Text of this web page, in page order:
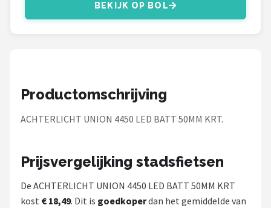
Schwalbe
Shimano
Cortina
BEKIJK OP BOL
Productomschrijving
ACHTERLICHT UNION 4450 LED BATT 50MM KRT.
Prijsvergelijking stadsfietsen
De ACHTERLICHT UNION 4450 LED BATT 50MM KRT
kost € 18,49. Dit is goedkoperdan het gemiddelde van